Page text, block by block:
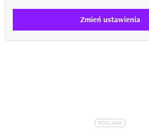
Zmień ustawienia